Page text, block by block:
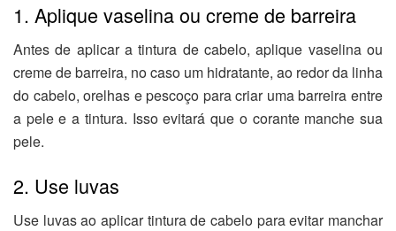
1. Aplique vaselina ou creme de barreira
Antes de aplicar a tintura de cabelo, aplique vaselina ou
creme de barreira, no caso um hidratante, ao redor da linha
do cabelo, orelhas e pescoço para criar uma barreira entre
a pele e a tintura. Isso evitará que o corante manche sua
pele.
2. Use luvas
Use luvas ao aplicar tintura de cabelo para evitar manchar